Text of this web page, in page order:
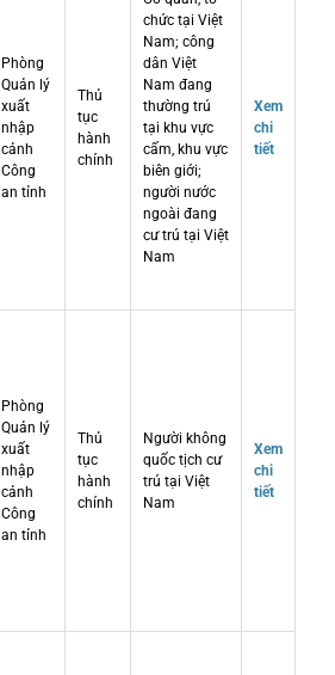
Phòng
Quản lý
xuất
nhập
cảnh
Công
an tỉnh
Thủ
tục
hành
chính
chức tại Việt
Nam; công
dân Việt
Nam đang
thường trú
tại khu vực
cấm, khu vực
biên giới;
người nước
ngoài đang
cư trú tại Việt
Nam
Xem
chi
tiết
Phòng
Quản lý
xuất
nhập
cảnh
Công
an tỉnh
Thủ
tục
hành
chính
Người không
quốc tịch cư
trú tại Việt
Nam
Xem
chi
tiết